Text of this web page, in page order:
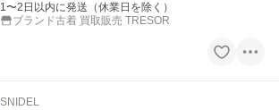
1〜2日以内に発送（休業日を除く）
ブランド古着 買取販売 TRESOR
SNIDEL